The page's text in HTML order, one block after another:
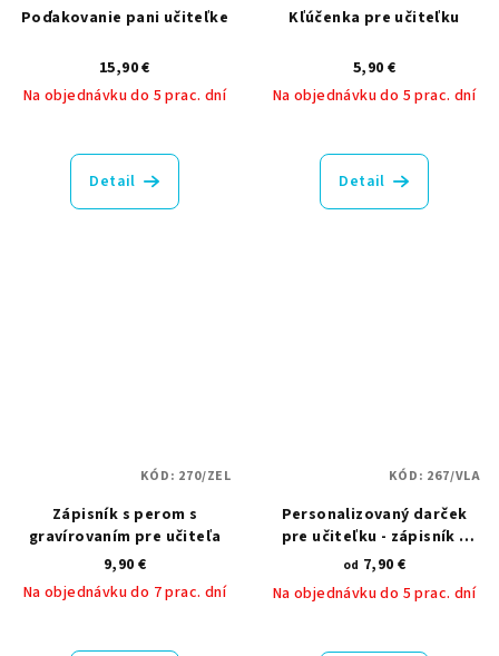
Poďakovanie pani učiteľke
15,90 €
Na objednávku do 5 prac. dní
hodnotenie
produktu
Detail
Kľúčenka pre učiteľku
5,90 €
Na objednávku do 5 prac. dní
hodnotenie
produktu
Detail
Zápisník s perom s
gravírovaním pre učiteľa
9,90 €
Na objednávku do 7 prac. dní
KÓD: 270/ZEL
Personalizovaný darček
pre učiteľku - zápisník s
potlačou
od 7,90 €
Na objednávku do 5 prac. dní
hodnotenie
KÓD: 267/VLA